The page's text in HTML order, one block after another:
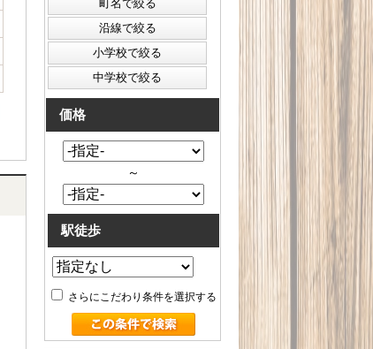
価格
～
駅徒歩
さらにこだわり条件を選択する